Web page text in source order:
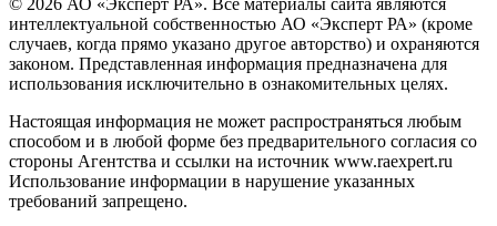
© 2026 АО «Эксперт РА». Все материалы сайта являются
интеллектуальной собственностью АО «Эксперт РА» (кроме
случаев, когда прямо указано другое авторство) и охраняются
законом. Представленная информация предназначена для
использования исключительно в ознакомительных целях.
Настоящая информация не может распространяться любым
способом и в любой форме без предварительного согласия со
стороны Агентства и ссылки на источник www.raexpert.ru
Использование информации в нарушение указанных
требований запрещено.